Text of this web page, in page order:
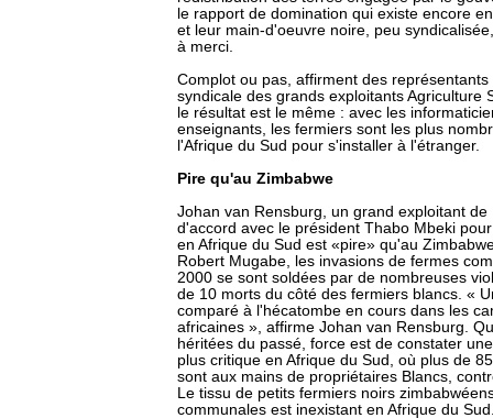
le rapport de domination qui existe encore
et leur main-d'oeuvre noire, peu
à merci.
Complot ou pas, affirment des
syndicale des grands exploitants Agriculture
le résultat est le même : avec les
enseignants, les fermiers sont les plus
l'Afrique du Sud pour s'installer à l'étranger.
Pire qu'au Zimbabwe
Johan van Rensburg, un grand exploitant de
d'accord avec le président Thabo Mbeki
en Afrique du Sud est «pire» qu'au
Robert Mugabe, les invasions de fermes
2000 se sont soldées par de nombreuses
de 10 morts du côté des fermiers blancs. «
comparé à l'hécatombe en cours dans les
africaines », affirme Johan van Rensburg.
héritées du passé, force est de constater
plus critique en Afrique du Sud, où plus de
sont aux mains de propriétaires Blancs,
Le tissu de petits fermiers noirs
communales est inexistant en Afrique du